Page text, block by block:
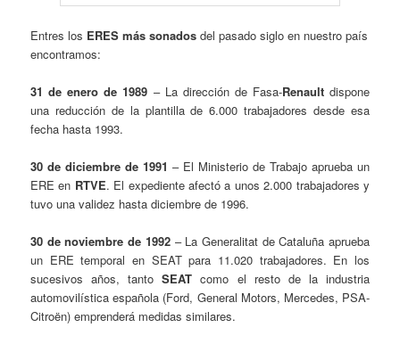
Entres los ERES más sonados del pasado siglo en nuestro país
encontramos:
31 de enero de 1989 – La dirección de Fasa-Renaultdispone
una reducción de la plantilla de 6.000 trabajadores desde esa
fecha hasta 1993.
30 de diciembre de 1991 – El Ministerio de Trabajo aprueba un
ERE en RTVE. El expediente afectó a unos 2.000 trabajadores y
tuvo una validez hasta diciembre de 1996.
30 de noviembre de 1992– La Generalitat de Cataluña aprueba
un ERE temporal en SEAT para 11.020 trabajadores. En los
sucesivos años, tantoSEAT como el resto de la industria
automovilística española (Ford, General Motors, Mercedes, PSA-
Citroën) emprenderá medidas similares.